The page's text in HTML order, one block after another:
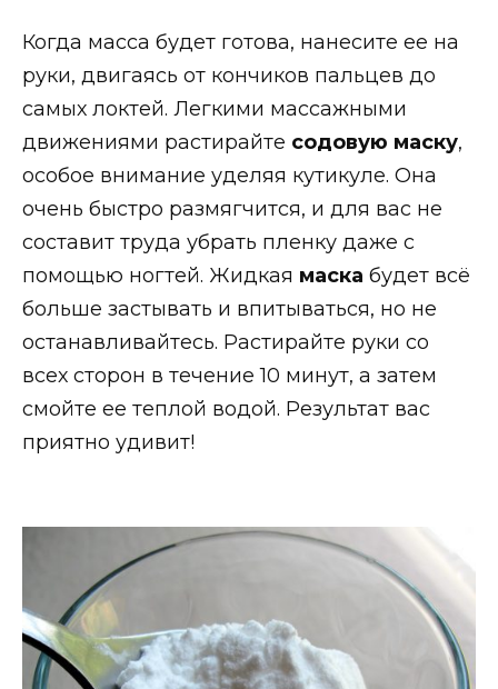
Когда масса будет готова, нанесите ее на
руки, двигаясь от кончиков пальцев до
самых локтей. Легкими массажными
движениями растирайте содовую маску,
особое внимание уделяя кутикуле. Она
очень быстро размягчится, и для вас не
составит труда убрать пленку даже с
помощью ногтей. Жидкая маска будет всё
больше застывать и впитываться, но не
останавливайтесь. Растирайте руки со
всех сторон в течение 10 минут, а затем
смойте ее теплой водой. Результат вас
приятно удивит!